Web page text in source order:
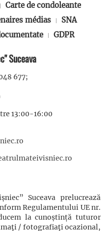
Carte de condoleante
médias
SNA
GDPR
Suceava
677;
13:00-16:00
Suceava prelucrează
Regulamentului UE nr.
la cunoștință tuturor
/ fotografiaţi ocazional,